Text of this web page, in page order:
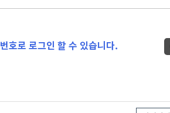
호로 로그인 할 수 있습니다.